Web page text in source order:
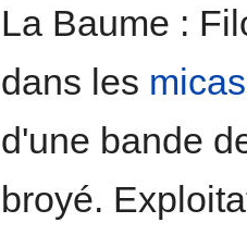
La Baume :
dans les
d'une bande
broyé.